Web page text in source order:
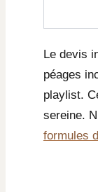
Le devis
péages
playlist.
sereine.
formules